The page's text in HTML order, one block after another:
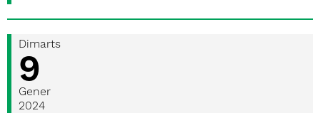
Dimarts
9
Gener
2024